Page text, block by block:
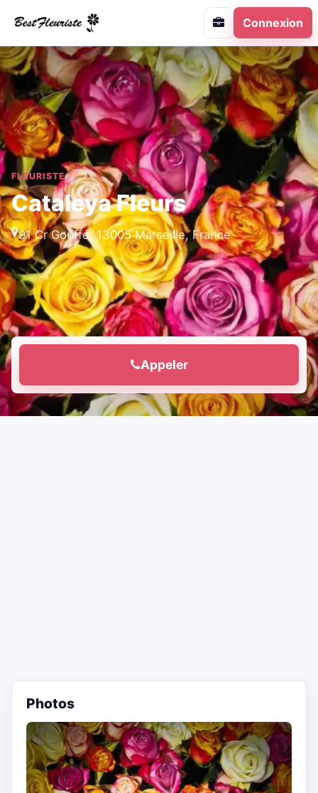
Connexion
FLEURISTE
Cataleya Fleurs
91 Cr Gouffé, 13005 Marseille, France
Appeler
Photos